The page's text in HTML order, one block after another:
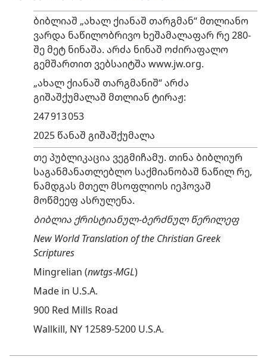
ბიბლიაშ „ახალ ქიანაშ თარგმან“ მთლიანო
ვარდა ნაწილობრივო ხეშამალაფარ რე 280-
შე მეტ ნინაშა. არძა ნინაშ ოძირაფალო
გემშართით ვებსაიტშა www.jw.org.
„ახალ ქიანაშ თარგმანიშ“ არძა
გიშაშქუმალაშ მთლიან ტირაჟ:
247 913 053
2025 წანაშ გიშაშქუმალა
თე პუბლიკაცია ვეგმიჩამუ. თინა ბიბლიურ
საგანმანათლებლო საქმიანობაშ ნაწილ რე,
ნამდგას მთელ მსოფლიოს იეჰოვაშ
მოწმეეფ ასრულენა.
ბიბლია ქრისტიანულ-ბერძნულ წერილეფ
New World Translation of the Christian Greek
Scriptures
Mingrelian (nwtgs-MGL)
Made in U.S.A.
900 Red Mills Road
Wallkill, NY 12589-5200 U.S.A.